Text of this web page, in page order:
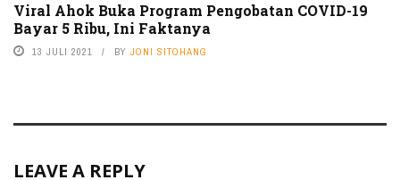
Viral Ahok Buka Program Pengobatan COVID-19
Bayar 5 Ribu, Ini Faktanya
13 JULI 2021 BY JONI SITOHANG
LEAVE A REPLY